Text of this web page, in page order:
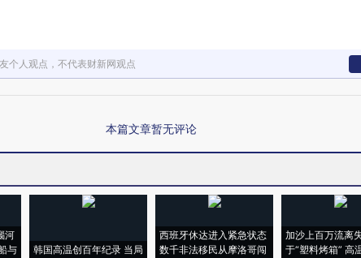
个人观点，不代表财新网观点
本篇文章暂无评论
河
与
韩国高温创百年纪录 当局
西班牙休达进入紧急状态
数千非法移民从摩洛哥闯
加沙上百万流离
于“塑料烤箱” 高